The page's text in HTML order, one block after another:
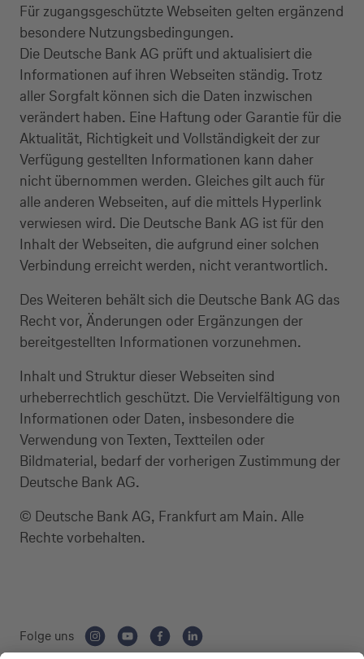
Für zugangsgeschützte Webseiten gelten ergänzend
besondere Nutzungsbedingungen.
Die Deutsche Bank AG prüft und aktualisiert die
Informationen auf ihren Webseiten ständig. Trotz
aller Sorgfalt können sich die Daten inzwischen
verändert haben. Eine Haftung oder Garantie für die
Aktualität, Richtigkeit und Vollständigkeit der zur
Verfügung gestellten Informationen kann daher
nicht übernommen werden. Gleiches gilt auch für
alle anderen Webseiten, auf die mittels Hyperlink
verwiesen wird. Die Deutsche Bank AG ist für den
Inhalt der Webseiten, die aufgrund einer solchen
Verbindung erreicht werden, nicht verantwortlich.
Des Weiteren behält sich die Deutsche Bank AG das
Recht vor, Änderungen oder Ergänzungen der
bereitgestellten Informationen vorzunehmen.
Inhalt und Struktur dieser Webseiten sind
urheberrechtlich geschützt. Die Vervielfältigung von
Informationen oder Daten, insbesondere die
Verwendung von Texten, Textteilen oder
Bildmaterial, bedarf der vorherigen Zustimmung der
Deutsche Bank AG.
© Deutsche Bank AG, Frankfurt am Main. Alle
Rechte vorbehalten.
Folge uns